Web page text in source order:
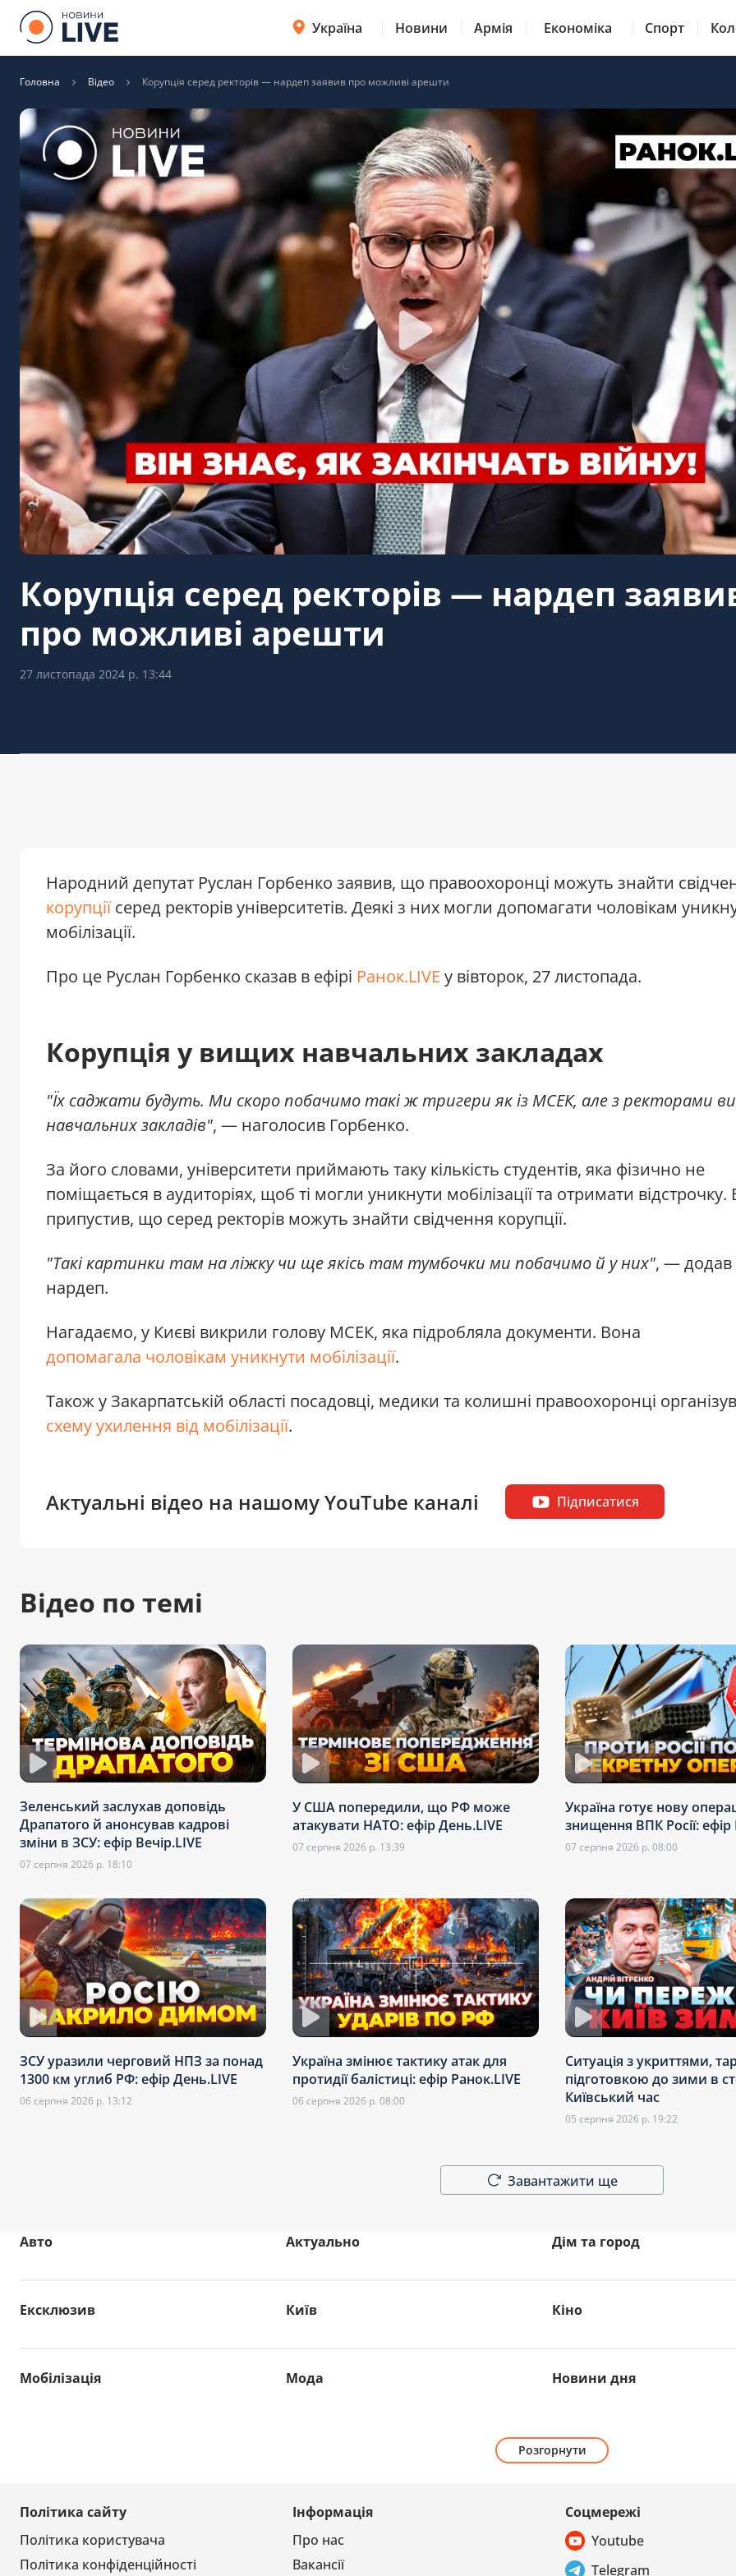
Україна Новини Армія Економіка Спорт
Головна Відео Корупція серед ректорів — нардеп заявив про можливі арешти
Корупція серед ректорів — нардеп
про можливі арешти
27 листопада 2024 р. 13:44
Народний депутат Руслан Горбенко заявив, що правоохоронці можуть знайти
корупціїсеред ректорів університетів. Деякі з них могли допомагати чоловікам
мобілізації.
Про це Руслан Горбенко сказав в ефірі Ранок.LIVE у вівторок, 27 листопада.
Корупція у вищих навчальних закладах
"Їх саджати будуть. Ми скоро побачимо такі ж тригери як із МСЕК, але з ректорами
навчальних закладів", — наголосив Горбенко.
За його словами, університети приймають таку кількість студентів, яка фізично не
поміщається в аудиторіях, щоб ті могли уникнути мобілізації та отримати відстрочку.
припустив, що серед ректорів можуть знайти свідчення корупції.
"Такі картинки там на ліжку чи ще якісь там тумбочки ми побачимо й у них", — додав
нардеп.
Нагадаємо, у Києві викрили голову МСЕК, яка підробляла документи. Вона
допомагала чоловікам уникнути мобілізації.
Також у Закарпатській області посадовці, медики та колишні правоохоронці
схему ухилення від мобілізації.
Актуальні відео на нашому YouTube каналі Підписатися
Відео по темі
Зеленський заслухав доповідь
Драпатого й анонсував кадрові
зміни в ЗСУ: ефір Вечір.LIVE
07 серпня 2026 р. 18:10
У США попередили, що РФ може
атакувати НАТО: ефір День.LIVE
07 серпня 2026 р. 13:39
Україна готує нову
знищення ВПК Росії: ефір
07 серпня 2026 р. 08:00
ЗСУ уразили черговий НПЗ за понад
1300 км углиб РФ: ефір День.LIVE
06 серпня 2026 р. 13:12
Україна змінює тактику атак для
протидії балістиці: ефір Ранок.LIVE
06 серпня 2026 р. 08:00
Ситуація з укриттями,
підготовкою до зими в
Київський час
05 серпня 2026 р. 19:22
Завантажити ще
Авто Актуально Дім та город
Ексклюзив Київ Кіно
Мобілізація Мода Новини дня
Розгорнути
Політика сайту
Політика користувача
Політика конфіденційності
Інформація
Про нас
Вакансії
Соцмережі
Youtube
Telegram